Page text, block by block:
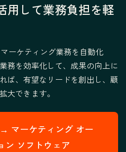
用して業務負担を軽
ーケティング業務を自動化
務を効率化して、成果の向上に
ば、有望なリードを創出し、顧
大できます。
マーケティング オー
ン ソフトウェア